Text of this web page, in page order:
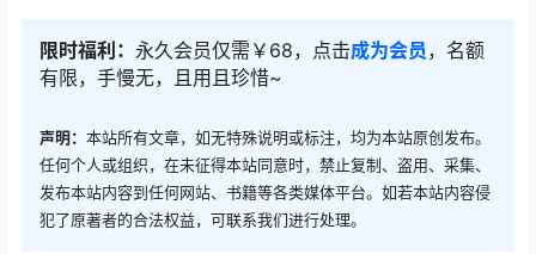
限时福利： 永久会员仅需￥68，点击成为会员，名额
有限，手慢无，且用且珍惜~
声明： 本站所有文章，如无特殊说明或标注，均为本站原创发布。
任何个人或组织，在未征得本站同意时，禁止复制、盗用、采集、
发布本站内容到任何网站、书籍等各类媒体平台。如若本站内容侵
犯了原著者的合法权益，可联系我们进行处理。